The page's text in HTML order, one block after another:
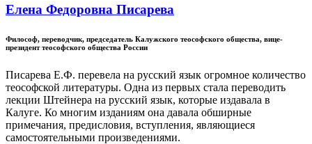
Елена Федоровна Писарева
Философ, переводчик, председатель Калужского теософского общества, вице-
президент теософского общества России
Писарева Е.Ф. перевела на русский язык огромное количество
теософской литературы. Одна из первых стала переводить
лекции Штейнера на русский язык, которые издавала в
Калуге. Ко многим изданиям она давала обширные
примечания, предисловия, вступления, являющиеся
самостоятельными произведениями.